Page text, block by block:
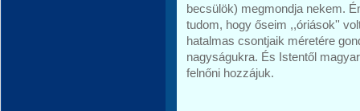
becsülök) megmondja nekem.
tudom, hogy őseim ,,óriások''
hatalmas csontjaik méretére
nagyságukra. És Istentől
felnőni hozzájuk.